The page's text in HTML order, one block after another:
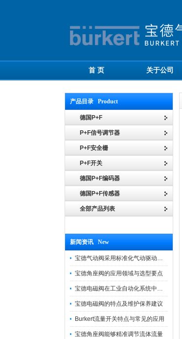
首 页 关于公司
产品目录 Product
德国P+F
P+F信号调节器
P+F安全栅
P+F开关
德国P+F编码器
德国P+F传感器
全部产品列表
新闻资讯 New
宝德气动阀采用标准化气动驱动设计，可匹配各类工业气源工况
宝德角座阀的应用领域与选型要点
宝德电磁阀在工业自动化系统中的作用
宝德电磁阀的特点及维护保养建议
Burkert流量开关特点与常见的应用
宝德角座阀能够精准调节流体流量